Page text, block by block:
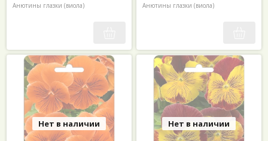
Анютины глазки (виола) Анютины глазки (виола)
Нет в наличии Нет в наличии